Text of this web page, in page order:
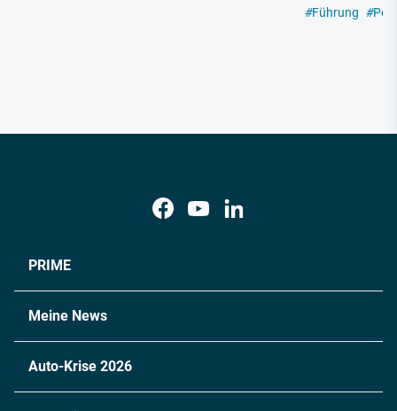
#Führung #
PRIME
Meine News
Auto-Krise 2026